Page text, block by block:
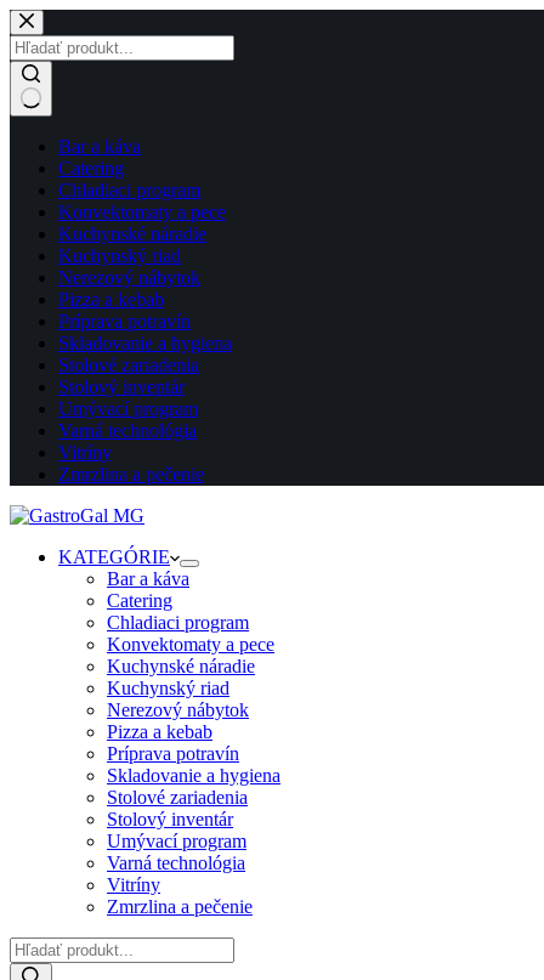
Skip
to
content
results Bar a káva
Catering
Chladiaci program
Konvektomaty a pece
Kuchynské náradie
Kuchynský riad
Nerezový nábytok
Pizza a kebab
Príprava potravín
Skladovanie a hygiena
Stolové zariadenia
Stolový inventár
Umývací program
Varná technológia
Vitríny
Zmrzlina a pečenie
KATEGÓRIE
Bar a káva
Catering
Chladiaci program
Konvektomaty a pece
Kuchynské náradie
Kuchynský riad
Nerezový nábytok
Pizza a kebab
Príprava potravín
Skladovanie a hygiena
Stolové zariadenia
Stolový inventár
Umývací program
Varná technológia
Vitríny
Zmrzlina a pečenie